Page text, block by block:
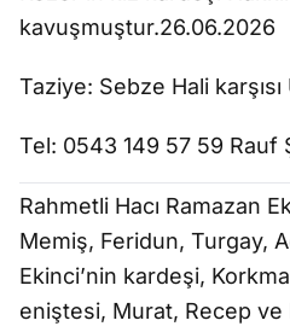
kavuşmuştur.26.06.2026
Taziye: Sebze Hali
Tel: 0543 149 57 59 Rauf
Rahmetli Hacı Ramazan
Memiş, Feridun, Turgay,
Ekinci’nin kardeşi,
eniştesi, Murat, Recep ve